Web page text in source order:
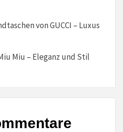
von GUCCI – Luxus
Miu – Eleganz und Stil